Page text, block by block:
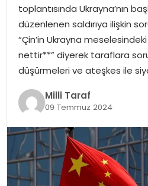
toplantısında Ukrayna’nın
düzenlenen saldırıya ilişkin
“Çin’in Ukrayna
nettir**” diyerek taraflara
düşürmeleri ve ateşkes ile
Milli Taraf
09 Temmuz 2024